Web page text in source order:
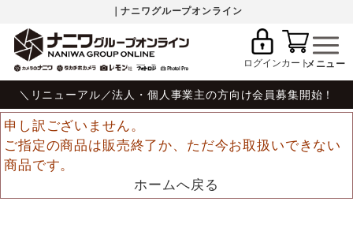
｜ナニワグループオンライン
ログインカート
＼リニューアル／法人・個人事業主の方向け会員募集開始！
申し訳ございません。
ご指定の商品は販売終了か、ただ今お取扱いできない
商品です。
ホームへ戻る